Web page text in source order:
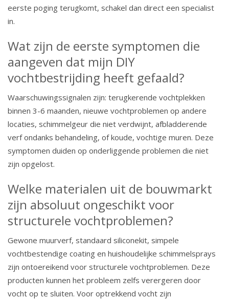
eerste poging terugkomt, schakel dan direct een specialist
in.
Wat zijn de eerste symptomen die
aangeven dat mijn DIY
vochtbestrijding heeft gefaald?
Waarschuwingssignalen zijn: terugkerende vochtplekken
binnen 3-6 maanden, nieuwe vochtproblemen op andere
locaties, schimmelgeur die niet verdwijnt, afbladderende
verf ondanks behandeling, of koude, vochtige muren. Deze
symptomen duiden op onderliggende problemen die niet
zijn opgelost.
Welke materialen uit de bouwmarkt
zijn absoluut ongeschikt voor
structurele vochtproblemen?
Gewone muurverf, standaard siliconekit, simpele
vochtbestendige coating en huishoudelijke schimmelsprays
zijn ontoereikend voor structurele vochtproblemen. Deze
producten kunnen het probleem zelfs verergeren door
vocht op te sluiten. Voor optrekkend vocht zijn